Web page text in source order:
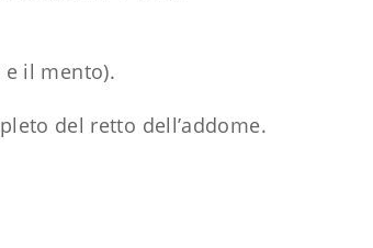
il mento).
del retto dell’addome.